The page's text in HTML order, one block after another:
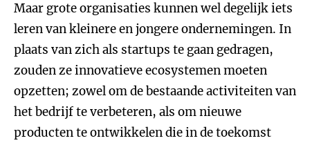
Maar grote organisaties kunnen wel degelijk iets
leren van kleinere en jongere ondernemingen. In
plaats van zich als startups te gaan gedragen,
zouden ze innovatieve ecosystemen moeten
opzetten; zowel om de bestaande activiteiten van
het bedrijf te verbeteren, als om nieuwe
producten te ontwikkelen die in de toekomst